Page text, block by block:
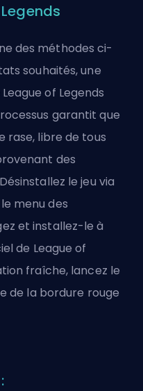
des méthodes ci-
souhaités, une
of Legends
garantit que
rase, libre de tous
des
le jeu via
menu des
et installez-le à
de League of
fraîche, lancez le
de la bordure rouge